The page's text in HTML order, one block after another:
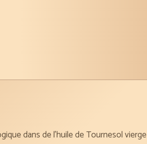
dans de l’huile de Tournesol vierge